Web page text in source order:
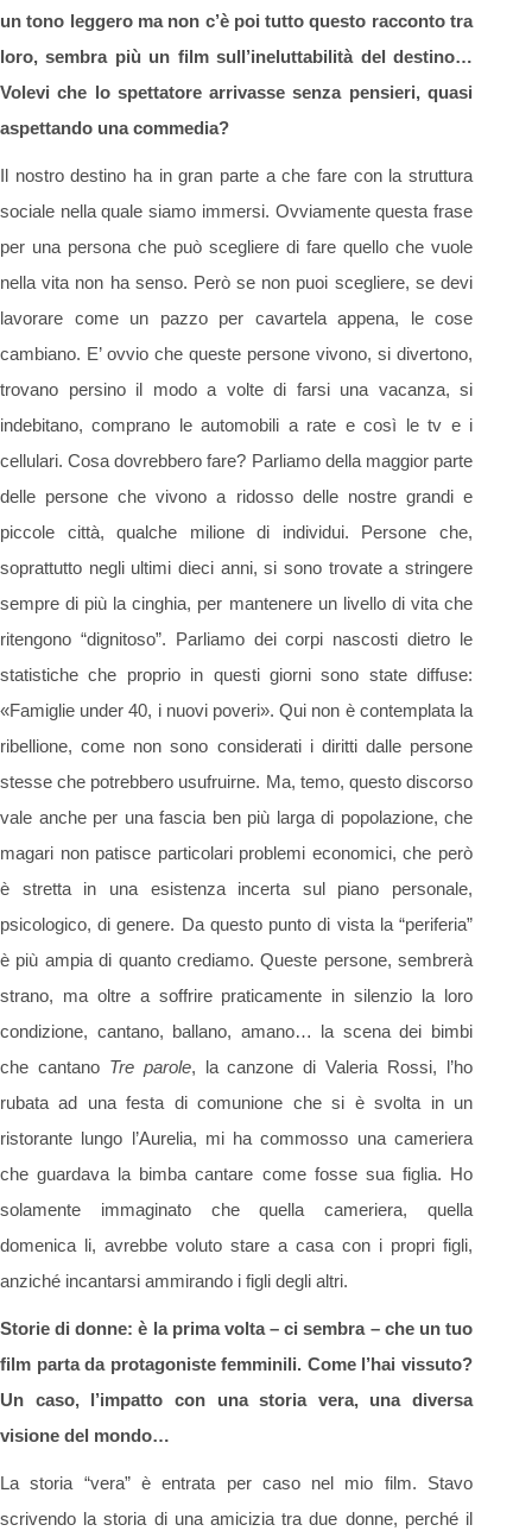
un tono leggero ma non c’è poi tutto questo racconto tra
loro, sembra più un film sull’ineluttabilità del destino…
Volevi che lo spettatore arrivasse senza pensieri, quasi
aspettando una commedia?
Il nostro destino ha in gran parte a che fare con la struttura
sociale nella quale siamo immersi. Ovviamente questa frase
per una persona che può scegliere di fare quello che vuole
nella vita non ha senso. Però se non puoi scegliere, se devi
lavorare come un pazzo per cavartela appena, le cose
cambiano. E’ ovvio che queste persone vivono, si divertono,
trovano persino il modo a volte di farsi una vacanza, si
indebitano, comprano le automobili a rate e così le tv e i
cellulari. Cosa dovrebbero fare? Parliamo della maggior parte
delle persone che vivono a ridosso delle nostre grandi e
piccole città, qualche milione di individui. Persone che,
soprattutto negli ultimi dieci anni, si sono trovate a stringere
sempre di più la cinghia, per mantenere un livello di vita che
ritengono “dignitoso”. Parliamo dei corpi nascosti dietro le
statistiche che proprio in questi giorni sono state diffuse:
«Famiglie under 40, i nuovi poveri». Qui non è contemplata la
ribellione, come non sono considerati i diritti dalle persone
stesse che potrebbero usufruirne. Ma, temo, questo discorso
vale anche per una fascia ben più larga di popolazione, che
magari non patisce particolari problemi economici, che però
è stretta in una esistenza incerta sul piano personale,
psicologico, di genere. Da questo punto di vista la “periferia”
è più ampia di quanto crediamo. Queste persone, sembrerà
strano, ma oltre a soffrire praticamente in silenzio la loro
condizione, cantano, ballano, amano… la scena dei bimbi
che cantano Tre parole, la canzone di Valeria Rossi, l’ho
rubata ad una festa di comunione che si è svolta in un
ristorante lungo l’Aurelia, mi ha commosso una cameriera
che guardava la bimba cantare come fosse sua figlia. Ho
solamente immaginato che quella cameriera, quella
domenica li, avrebbe voluto stare a casa con i propri figli,
anziché incantarsi ammirando i figli degli altri.
Storie di donne: è la prima volta – ci sembra – che un tuo
film parta da protagoniste femminili. Come l’hai vissuto?
Un caso, l’impatto con una storia vera, una diversa
visione del mondo…
La storia “vera” è entrata per caso nel mio film. Stavo
scrivendo la storia di una amicizia tra due donne, perché il